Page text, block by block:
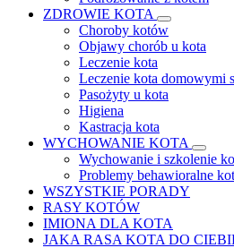
ZDROWIE KOTA
Choroby kotów
Objawy chorób u kota
Leczenie kota
Leczenie kota domowymi
Pasożyty u kota
Higiena
Kastracja kota
WYCHOWANIE KOTA
Wychowanie i szkolenie
Problemy behawioralne
WSZYSTKIE PORADY
RASY KOTÓW
IMIONA DLA KOTA
JAKA RASA KOTA DO